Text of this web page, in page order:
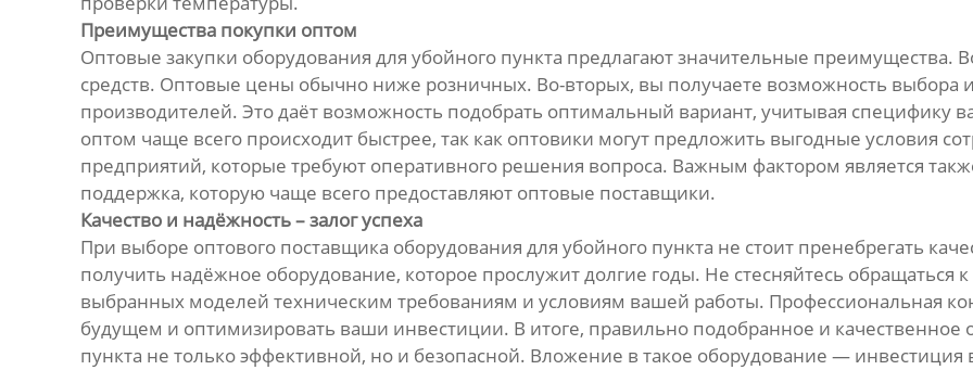
Преимущества покупки оптом
Оптовые закупки оборудования для убойного пункта предлагают значительные преимущества.
средств. Оптовые цены обычно ниже розничных. Во-вторых, вы получаете возможность выбора
производителей. Это даёт возможность подобрать оптимальный вариант, учитывая специфику
оптом чаще всего происходит быстрее, так как оптовики могут предложить выгодные условия
предприятий, которые требуют оперативного решения вопроса. Важным фактором является
поддержка, которую чаще всего предоставляют оптовые поставщики.
Качество и надёжность – залог успеха
При выборе оптового поставщика оборудования для убойного пункта не стоит пренебрегать
получить надёжное оборудование, которое прослужит долгие годы. Не стесняйтесь обращаться
выбранных моделей техническим требованиям и условиям вашей работы. Профессиональная
будущем и оптимизировать ваши инвестиции. В итоге, правильно подобранное и качественное
пункта не только эффективной, но и безопасной. Вложение в такое оборудование — инвестиция